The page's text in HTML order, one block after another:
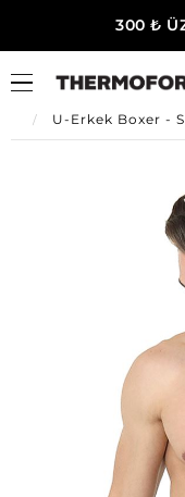
300 ₺
Ana Sayfa
U-Erkek Boxer -